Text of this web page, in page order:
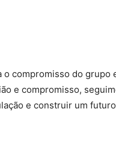
compromisso do
e compromisso,
e construir um